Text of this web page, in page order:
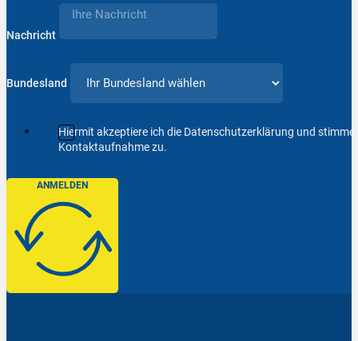
Nachricht
Bundesland
Hiermit akzeptiere ich die Datenschutzerklärung und
Kontaktaufnahme zu.
ANMELDEN